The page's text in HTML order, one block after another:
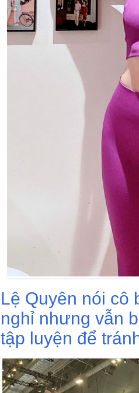
Lệ Quyên nói cô
nghỉ nhưng vẫn
tập luyện để